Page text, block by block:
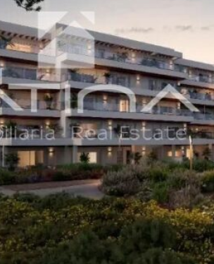
REF:A-
3443ResAedas
Residencial Edenia, El Verger: leef het
al van gedroomd hebt